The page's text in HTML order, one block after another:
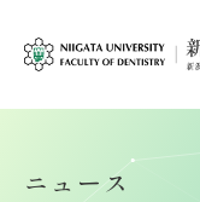
ニュース